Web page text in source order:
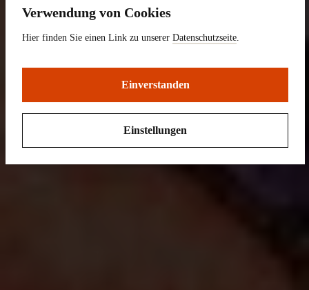
Verwendung von Cookies
Hier finden Sie einen Link zu unserer Datenschutzseite
Einverstanden
Einstellungen